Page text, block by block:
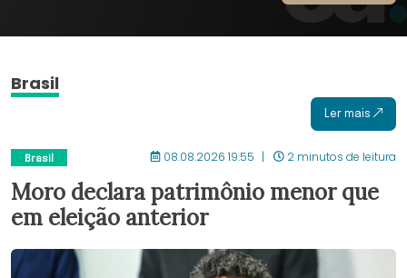
Brasil
Ler mais
Brasil 08.08.2026 19:55 2 minutos de leitura
Moro declara patrimônio menor que
em eleição anterior